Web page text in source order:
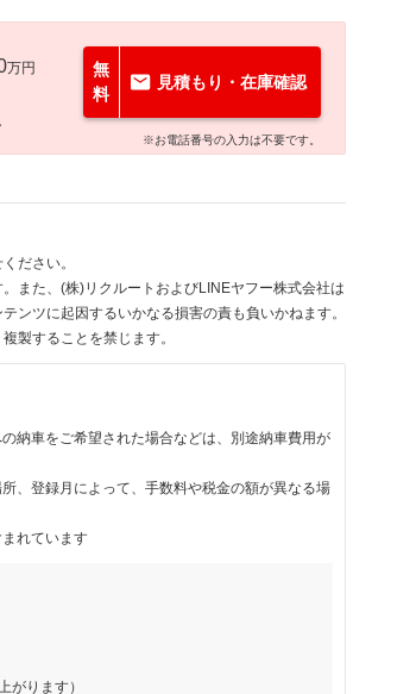
万円
無
料
見積もり・在庫確認
※お電話番号の入力は不要です。
ださい。
また、(株)リクルートおよびLINEヤフー株式会社は
ンツに起因するいかなる損害の責も負いかねます。
製することを禁じます。
納車をご希望された場合などは、別途納車費用が
、登録月によって、手数料や税金の額が異なる場
れています
がります）